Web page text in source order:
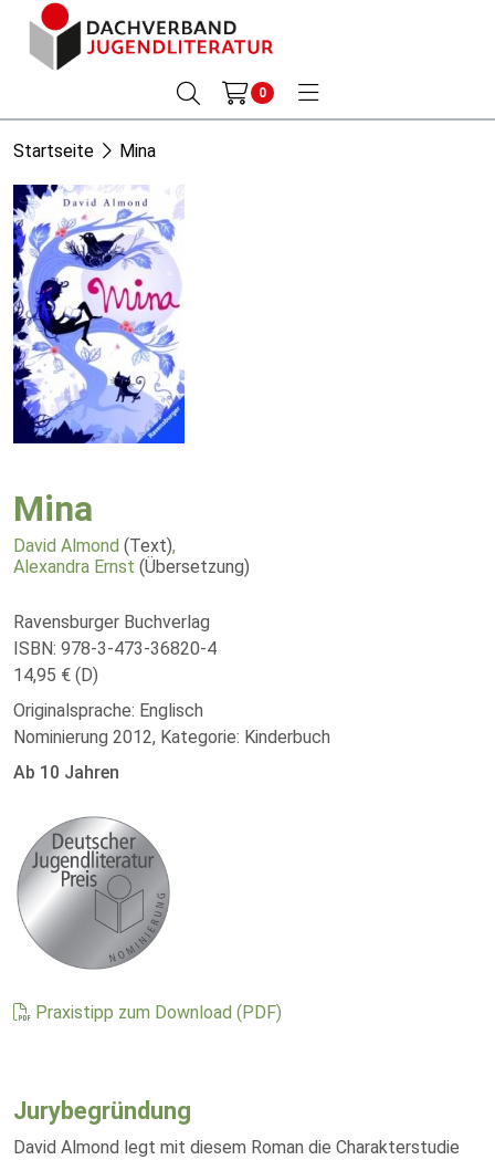
0
Startseite Mina
Mina
David Almond (Text),
Alexandra Ernst (Übersetzung)
Ravensburger Buchverlag
ISBN: 978-3-473-36820-4
14,95 € (D)
Originalsprache: Englisch
Nominierung 2012, Kategorie: Kinderbuch
Ab 10 Jahren
Praxistipp zum Download (PDF)
Jurybegründung
David Almond legt mit diesem Roman die Charakterstudie